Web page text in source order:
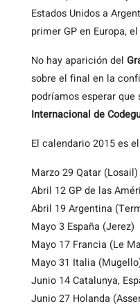
Estados Unidos a
primer GP en Europa,
No hay aparición del
sobre el final en la
podríamos esperar que
Internacional de
El calendario 2015 es
Marzo 29 Qatar (Losail)
Abril 12 GP de las
Abril 19 Argentina
Mayo 3 España (Jerez)
Mayo 17 Francia (Le
Mayo 31 Italia
Junio 14 Catalunya,
Junio 27 Holanda